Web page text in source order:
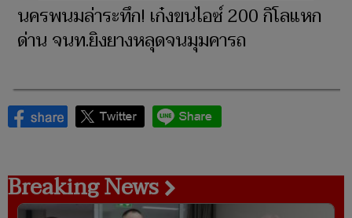
นครพนมล่าระทึก! เก๋งขนไอซ์ 200 กิโลแหก
ด่าน จนท.ยิงยางหลุดจนมุมคารถ
Breaking News